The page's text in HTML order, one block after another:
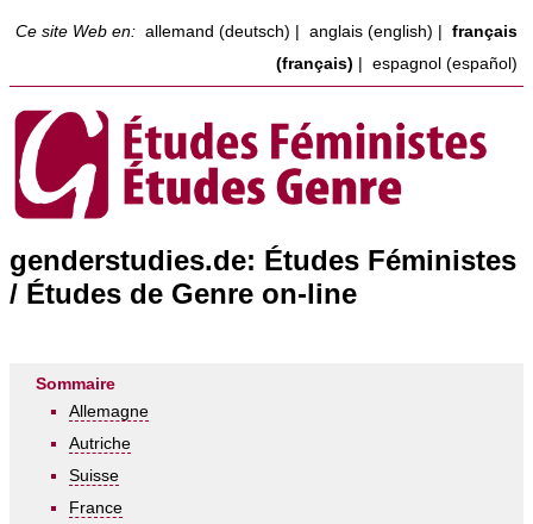
Ce site Web en: allemand (deutsch) anglais (english)
français
(français)
espagnol (español)
genderstudies.de: Études Féministes
/ Études de Genre on-line
Sommaire
Allemagne
Autriche
Suisse
France